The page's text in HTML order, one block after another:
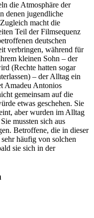
die Atmosphäre der
denen jugendliche
macht die
Teil der Filmsequenz
deutschen
verbringen, während für
kleinen Sohn – der
(Rechte hatten sogar
– der Alltag ein
Amadeu Antonios
gemeinsam auf die
etwas geschehen. Sie
aber wurden im Alltag
mussten sich aus
Betroffene, die in dieser
häufig von solchen
sie sich in der